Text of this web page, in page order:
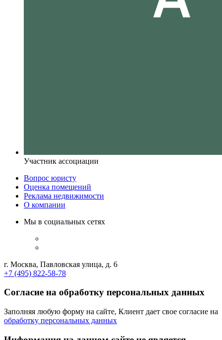
Участник ассоциации
Вопрос юристу
Оценка помещений
Реклама недвижимости
О компании
Мы в социальных сетях
г. Москва, Павловская улица, д. 6
+7 (495) 822-58-78
Согласие на обработку персональных данных
Заполняя любую форму на сайте, Клиент дает свое согласие на
обработку персональных данных